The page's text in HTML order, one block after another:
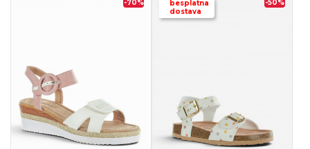
-70%
besplatna
dostava
-50%